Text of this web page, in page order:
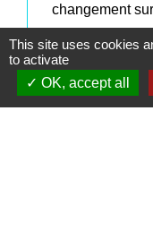
changement
This site uses cookies
to activate
OK, accept all